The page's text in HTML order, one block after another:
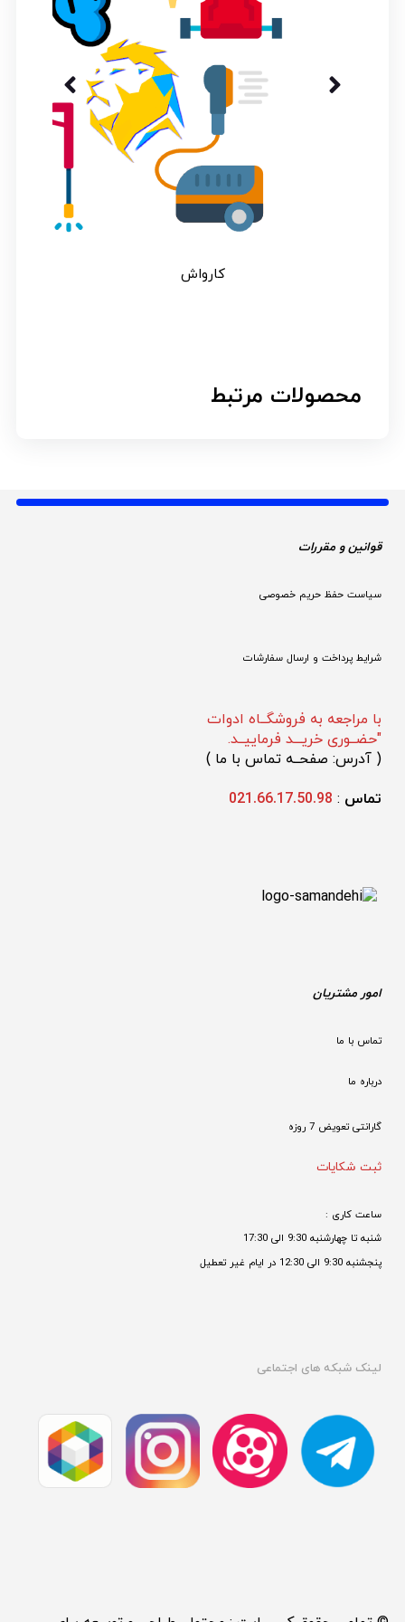
کارواش
محصولات مرتبط
قوانین و مقررات
سیاست حفظ حریم خصوصی
شرایط پرداخت و ارسال سفارشات
با مراجعه به فروشگــاه ادوات
"حضــوری خریـــد فرماییــد.
( آدرس: صفحــه تماس با ما )
تماس :
021.66.17.50.98
امور مشتریان
تماس با ما
درباره ما
گارانتی تعویض 7 روزه
ثبت شکایات
ساعت کاری :
شنبه تا چهارشنبه 9:30 الی 17:30
پنجشنبه 9:30 الی 12:30 در ایام غیر تعطیل
لینک شبکه های اجتماعی